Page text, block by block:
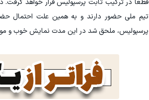
قطعاً در ترکیب ثابت پرسپولیس قرار خواهد
پرسپولیس، ملحق شد در این مدت نمایش خوب و